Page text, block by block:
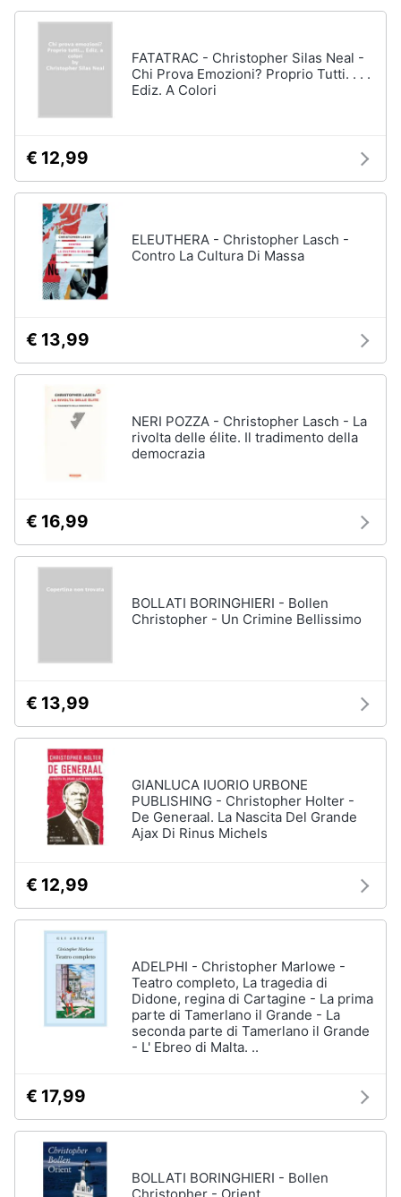
FATATRAC - Christopher Silas Neal -
Chi Prova Emozioni? Proprio Tutti. . . .
Ediz. A Colori
€ 12,99
ELEUTHERA - Christopher Lasch -
Contro La Cultura Di Massa
€ 13,99
NERI POZZA - Christopher Lasch - La
rivolta delle élite. Il tradimento della
democrazia
€ 16,99
BOLLATI BORINGHIERI - Bollen
Christopher - Un Crimine Bellissimo
€ 13,99
GIANLUCA IUORIO URBONE
PUBLISHING - Christopher Holter -
De Generaal. La Nascita Del Grande
Ajax Di Rinus Michels
€ 12,99
ADELPHI - Christopher Marlowe -
Teatro completo, La tragedia di
Didone, regina di Cartagine - La prima
parte di Tamerlano il Grande - La
seconda parte di Tamerlano il Grande
- L' Ebreo di Malta. ..
€ 17,99
BOLLATI BORINGHIERI - Bollen